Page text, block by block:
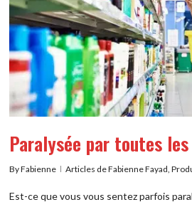
Paralysée par toutes
ByFabienne Articles de Fabienne Fayad,
Est-ce que vous vous sentez parfois